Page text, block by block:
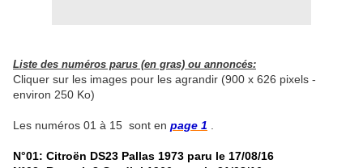
Liste des numéros parus (en gras) ou annoncés:
Cliquer sur les images pour les agrandir (900 x 626 pixels -
environ 250 Ko)
Les numéros 01 à 15 sont en page 1
N°01: Citroën DS23 Pallas 1973 paru le 17/08/16